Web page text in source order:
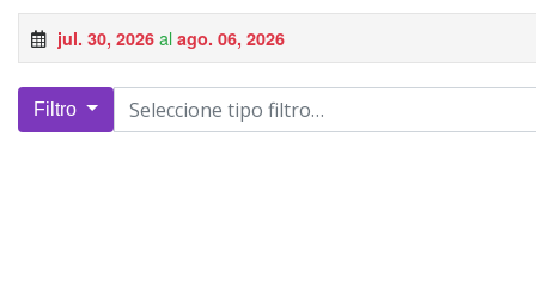
jul. 30, 2026 al ago. 06, 2026
Filtro